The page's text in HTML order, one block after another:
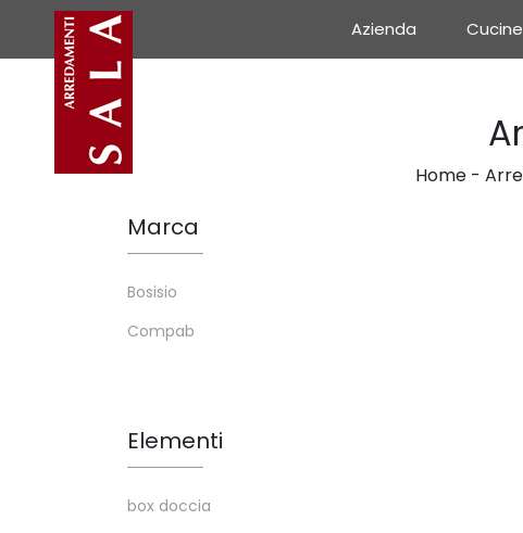
Azienda Cucine
Home-
Marca
Bosisio
Compab
Elementi
box doccia